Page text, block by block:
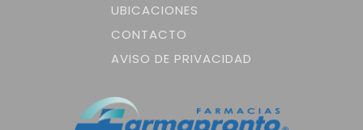
UBICACIONES
CONTACTO
AVISO DE PRIVACIDAD